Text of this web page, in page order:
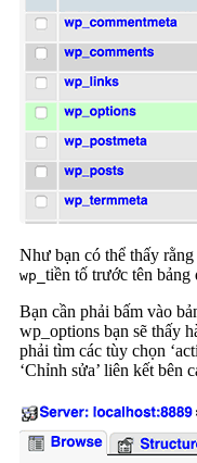
Như bạn có thể thấy
wp_ tiền tố trước tên bảng
Bạn cần phải bấm vào
wp_options bạn sẽ thấy
phải tìm các tùy chọn
‘Chỉnh sửa’ liên kết bên